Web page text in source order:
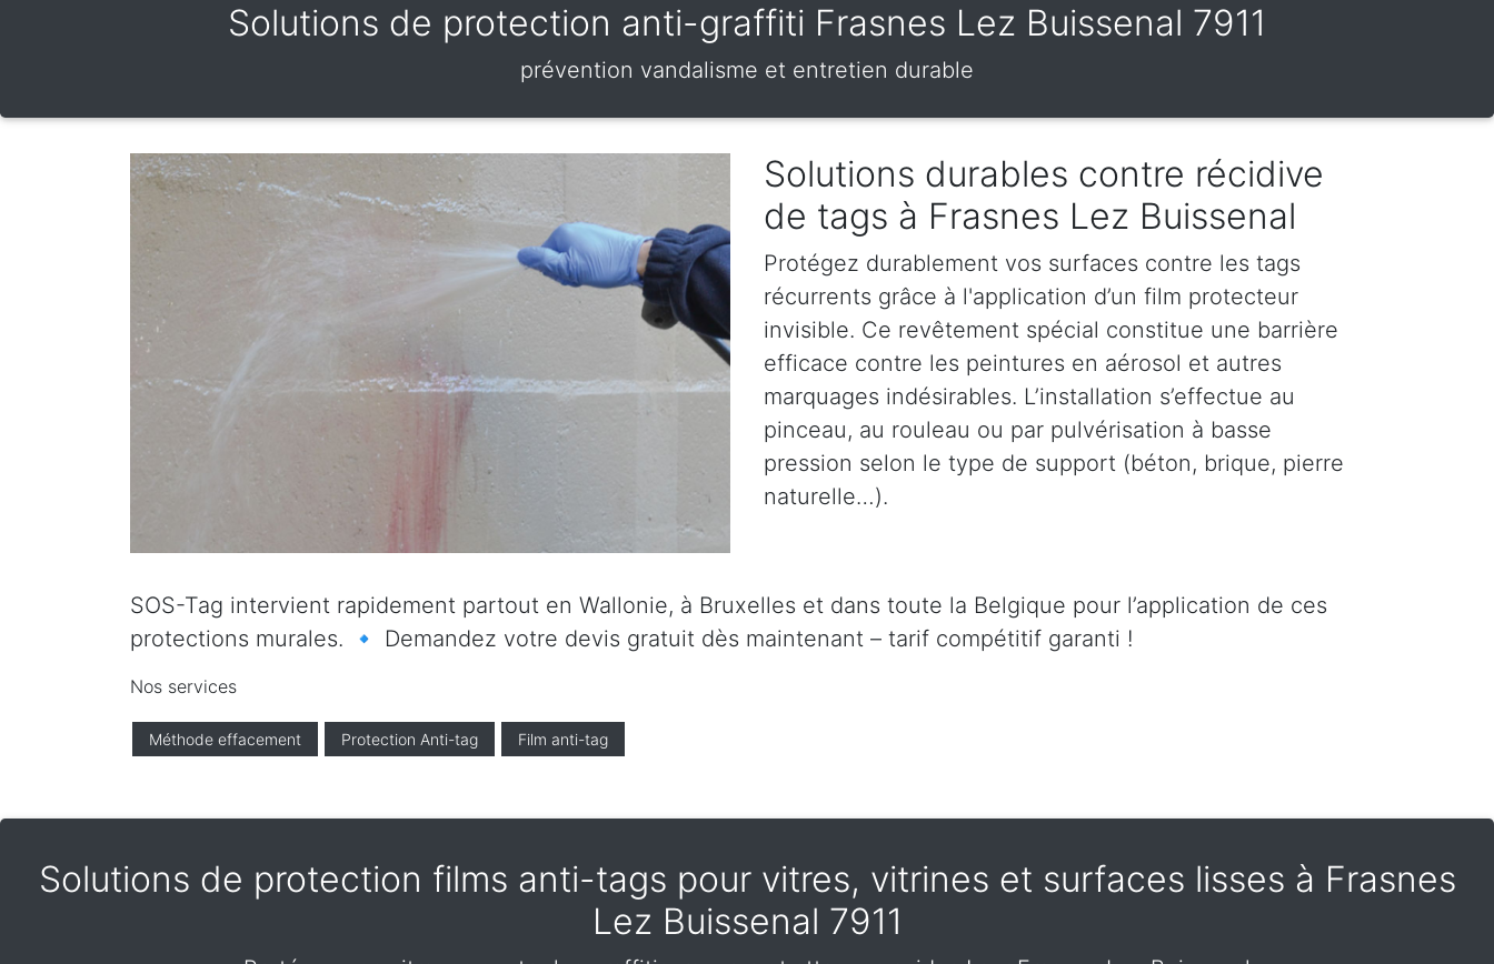
Solutions de protection anti-graffiti Frasnes Lez Buissenal 7911
prévention vandalisme et entretien durable
Solutions durables contre récidive
de tags à Frasnes Lez Buissenal
Protégez durablement vos surfaces contre les tags
récurrents grâce à l'application d’un film protecteur
invisible. Ce revêtement spécial constitue une barrière
efficace contre les peintures en aérosol et autres
marquages indésirables. L’installation s’effectue au
pinceau, au rouleau ou par pulvérisation à basse
pression selon le type de support (béton, brique, pierre
naturelle…).
SOS-Tag intervient rapidement partout en Wallonie, à Bruxelles et dans toute la Belgique pour l’application de ces
protections murales. 🔹 Demandez votre devis gratuit dès maintenant – tarif compétitif garanti !
Nos services
Méthode effacement Protection Anti-tag Film anti-tag
Solutions de protection films anti-tags pour vitres, vitrines et surfaces lisses à Frasnes
Lez Buissenal 7911